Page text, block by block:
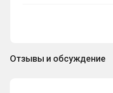
Отзывы и обсуждение